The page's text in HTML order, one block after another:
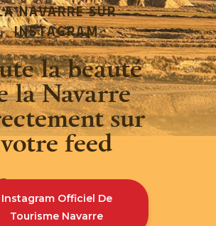
NAVARRE SUR
INSTAGRAM
la beauté
la Navarre
sur
votre feed
Instagram Officiel De
Tourisme Navarre
INSTAGRAM
@VISITNAVARRA